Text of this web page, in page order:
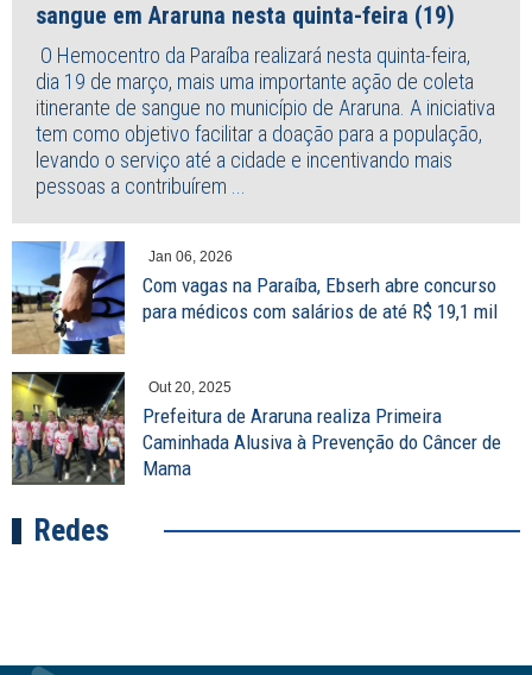
sangue em Araruna nesta quinta-feira (19)
O Hemocentro da Paraíba realizará nesta quinta-feira,
dia 19 de março, mais uma importante ação de coleta
itinerante de sangue no município de Araruna. A iniciativa
tem como objetivo facilitar a doação para a população,
levando o serviço até a cidade e incentivando mais
pessoas a contribuírem ...
Jan 06, 2026
Com vagas na Paraíba, Ebserh abre concurso
para médicos com salários de até R$ 19,1 mil
Out 20, 2025
Prefeitura de Araruna realiza Primeira
Caminhada Alusiva à Prevenção do Câncer de
Mama
Redes